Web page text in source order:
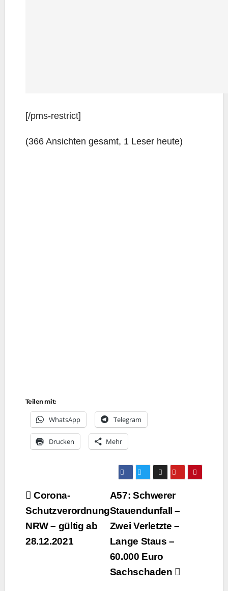
[/pms-rest­rict]
(366 Ansich­ten gesamt, 1 Leser heute)
Teilen mit:
Whats­App Tele­gram
Dru­cken Mehr
Beitragsnavigation
A57: Schwerer
Stauendunfall –
Zwei Verletzte –
Lange Staus –
60.000 Euro
Sachschaden
Corona-
Schutzverordnung
NRW – gültig ab
28.12.2021